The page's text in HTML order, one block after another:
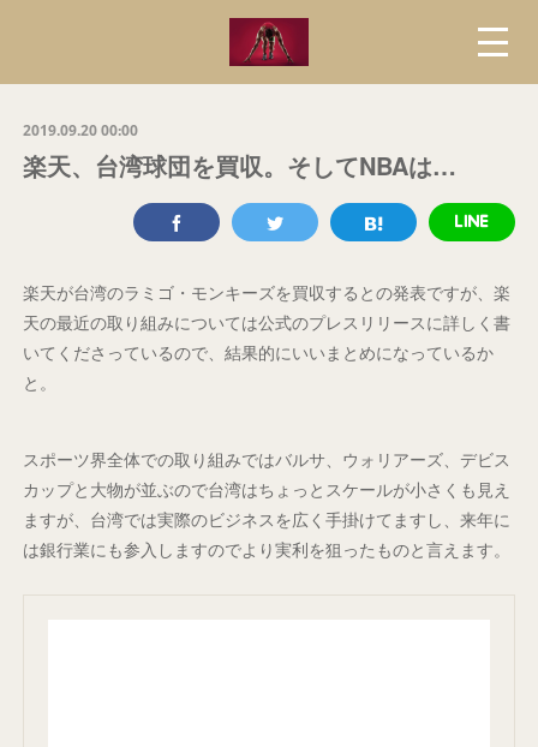
2019.09.20 00:00
楽天、台湾球団を買収。そしてNBAは…
楽天が台湾のラミゴ・モンキーズを買収するとの発表ですが、楽
天の最近の取り組みについては公式のプレスリリースに詳しく書
いてくださっているので、結果的にいいまとめになっているか
と。
スポーツ界全体での取り組みではバルサ、ウォリアーズ、デビス
カップと大物が並ぶので台湾はちょっとスケールが小さくも見え
ますが、台湾では実際のビジネスを広く手掛けてますし、来年に
は銀行業にも参入しますのでより実利を狙ったものと言えます。